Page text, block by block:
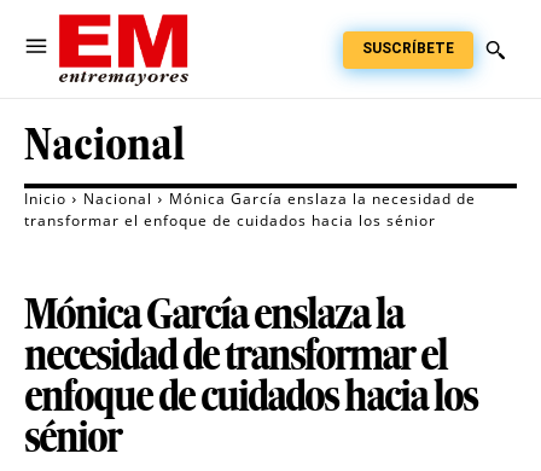
SUSCRÍBETE
Nacional
Inicio Nacional
Mónica García enslaza la necesidad de
transformar el enfoque de cuidados hacia los sénior
Mónica García enslaza la
necesidad de transformar el
enfoque de cuidados hacia los
sénior